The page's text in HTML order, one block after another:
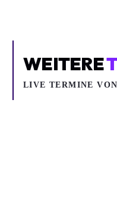
WEITERE
LIVE TERMINE